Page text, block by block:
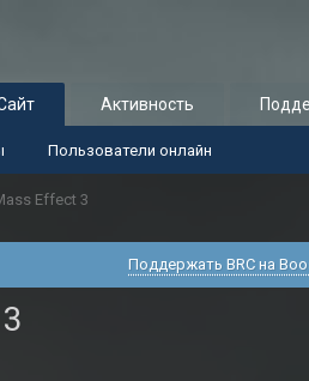
Пользователи онлайн
Активность
Effect 3
Поддержать BRC на